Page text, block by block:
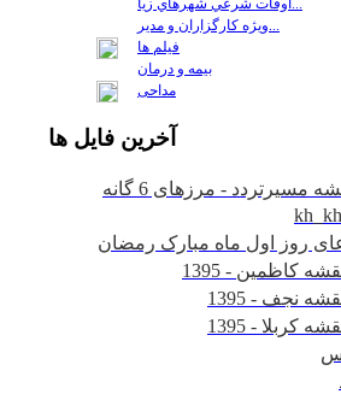
فيلم ها
بیمه و درمان
مداحی
آخرين فايل ها